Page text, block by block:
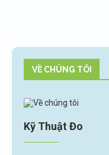
VỀ CHÚNG TÔI
Kỹ Thuật Đo